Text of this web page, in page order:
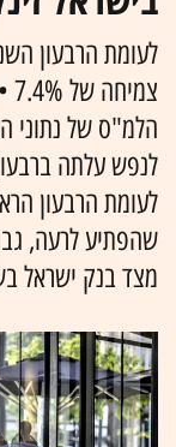
לעומת הרבעון
הלמ"ס של נתוני
לעומת הרבעון
שהפתיע לרעה,
מצד בנק ישראל